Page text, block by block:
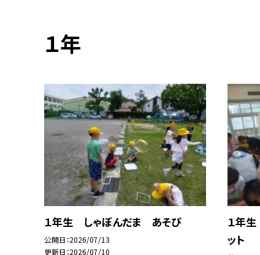
１年
１年生 しゃぼんだま あそび
公開日 2026/07/13
更新日 2026/07/10
１年
ット